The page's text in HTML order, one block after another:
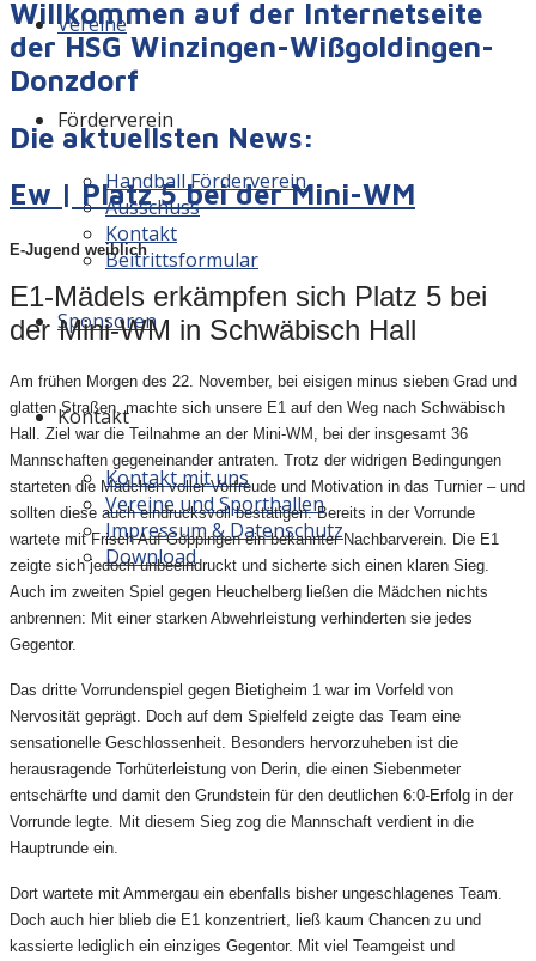
Vereine
Förderverein
Handball Förderverein
Ausschuss
Kontakt
Beitrittsformular
Sponsoren
Kontakt
Kontakt mit uns
Vereine und Sporthallen
Impressum & Datenschutz
Download
Willkommen auf der Internetseite
der HSG Winzingen-Wißgoldingen-
Donzdorf
Die aktuellsten News:
Ew | Platz 5 bei der Mini-WM
E-Jugend weiblich
E1-Mädels erkämpfen sich Platz 5 bei
der Mini-WM in Schwäbisch Hall
Am frühen Morgen des 22. November, bei eisigen minus sieben Grad und
glatten Straßen, machte sich unsere E1 auf den Weg nach Schwäbisch
Hall. Ziel war die Teilnahme an der Mini-WM, bei der insgesamt 36
Mannschaften gegeneinander antraten. Trotz der widrigen Bedingungen
starteten die Mädchen voller Vorfreude und Motivation in das Turnier – und
sollten diese auch eindrucksvoll bestätigen.Bereits in der Vorrunde
wartete mit Frisch Auf Göppingen ein bekannter Nachbarverein. Die E1
zeigte sich jedoch unbeeindruckt und sicherte sich einen klaren Sieg.
Auch im zweiten Spiel gegen Heuchelberg ließen die Mädchen nichts
anbrennen: Mit einer starken Abwehrleistung verhinderten sie jedes
Gegentor.
Das dritte Vorrundenspiel gegen Bietigheim 1 war im Vorfeld von
Nervosität geprägt. Doch auf dem Spielfeld zeigte das Team eine
sensationelle Geschlossenheit. Besonders hervorzuheben ist die
herausragende Torhüterleistung von Derin, die einen Siebenmeter
entschärfte und damit den Grundstein für den deutlichen 6:0-Erfolg in der
Vorrunde legte. Mit diesem Sieg zog die Mannschaft verdient in die
Hauptrunde ein.
Dort wartete mit Ammergau ein ebenfalls bisher ungeschlagenes Team.
Doch auch hier blieb die E1 konzentriert, ließ kaum Chancen zu und
kassierte lediglich ein einziges Gegentor. Mit viel Teamgeist und